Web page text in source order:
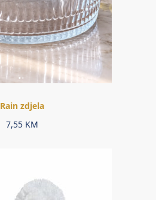
Rain zdjela
7,55 KM